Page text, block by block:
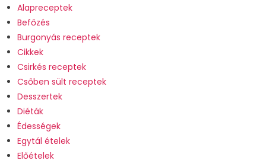
Alapreceptek
Befőzés
Burgonyás receptek
Cikkek
Csirkés receptek
Csőben sült receptek
Desszertek
Diéták
Édességek
Egytál ételek
Előételek